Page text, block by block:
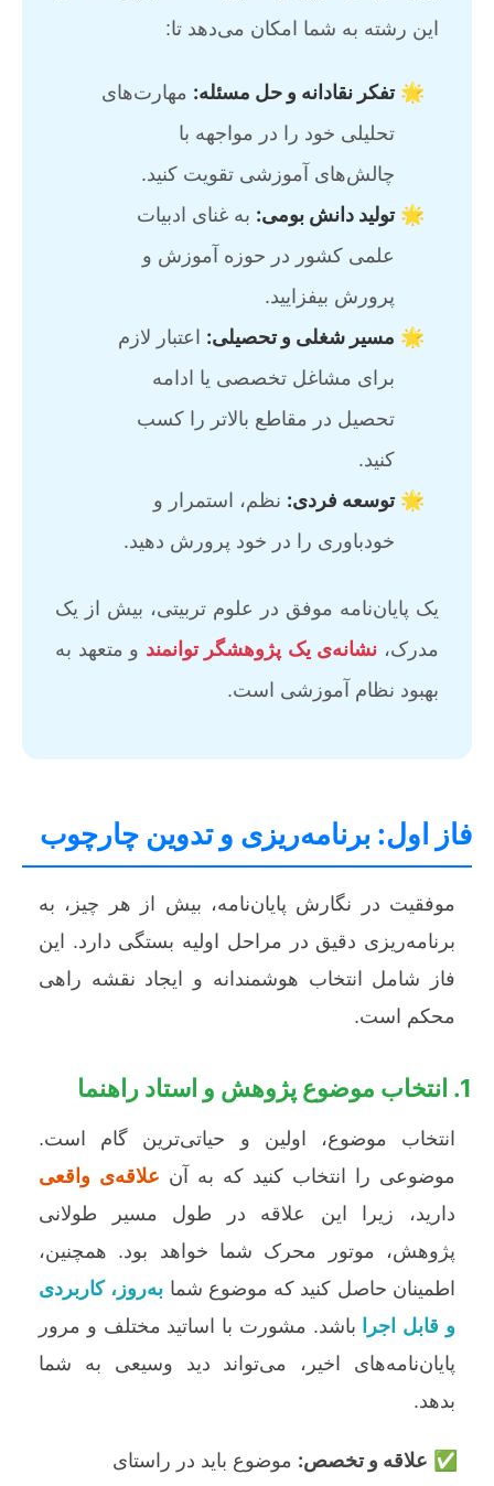
این رشته به شما امکان می‌دهد تا:
تفکر نقادانه و حل مسئله: مهارت‌های
تحلیلی خود را در مواجهه با
چالش‌های آموزشی تقویت کنید.
تولید دانش بومی: به غنای ادبیات
علمی کشور در حوزه آموزش و
پرورش بیفزایید.
مسیر شغلی و تحصیلی: اعتبار لازم
برای مشاغل تخصصی یا ادامه
تحصیل در مقاطع بالاتر را کسب
کنید.
توسعه فردی: نظم، استمرار و
خودباوری را در خود پرورش دهید.
یک پایان‌نامه موفق در علوم تربیتی، بیش از یک
مدرک، نشانه‌ی یک پژوهشگر توانمند و متعهد به
بهبود نظام آموزشی است.
فاز اول: برنامه‌ریزی و تدوین چارچوب
موفقیت در نگارش پایان‌نامه، بیش از هر چیز، به
برنامه‌ریزی دقیق در مراحل اولیه بستگی دارد. این
فاز شامل انتخاب هوشمندانه و ایجاد نقشه راهی
محکم است.
1. انتخاب موضوع پژوهش و استاد راهنما
انتخاب موضوع، اولین و حیاتی‌ترین گام است.
موضوعی را انتخاب کنید که به آن علاقه‌ی واقعی
دارید، زیرا این علاقه در طول مسیر طولانی
پژوهش، موتور محرک شما خواهد بود. همچنین،
اطمینان حاصل کنید که موضوع شما به‌روز، کاربردی
و قابل اجرا
باشد. مشورت با اساتید مختلف و مرور
پایان‌نامه‌های اخیر، می‌تواند دید وسیعی به شما
بدهد.
علاقه و تخصص: موضوع باید در راستای